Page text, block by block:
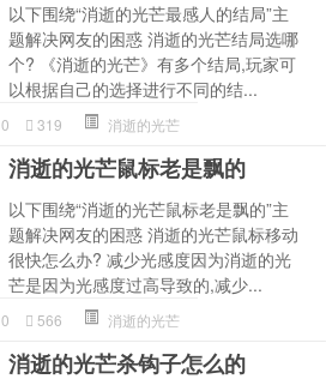
以下围绕“消逝的光芒最感人的结局”主
题解决网友的困惑 消逝的光芒结局选哪
个? 《消逝的光芒》有多个结局,玩家可
以根据自己的选择进行不同的结...
0 319 消逝的光芒
消逝的光芒鼠标老是飘的
以下围绕“消逝的光芒鼠标老是飘的”主
题解决网友的困惑 消逝的光芒鼠标移动
很快怎么办? 减少光感度因为消逝的光
芒是因为光感度过高导致的,减少...
0 566 消逝的光芒
消逝的光芒杀钩子怎么的